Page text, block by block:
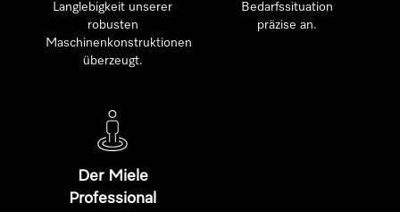
Langlebigkeit unserer
robusten
Maschinenkonstruktionen
überzeugt.
Bedarfssituation
präzise an.
Der Miele
Professional